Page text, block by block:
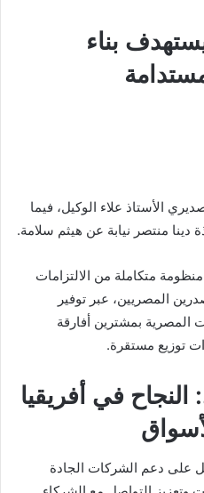
بناء
الأستاذ علاء الوكيل، فيما
دينا منتصر نيابة عن هيثم سلامة.
متكاملة من الالتزامات
المصريين، عبر توفير
المصرية بمشترين أفارقة
توزيع مستقرة.
في أفريقيا
على دعم الشركات الجادة